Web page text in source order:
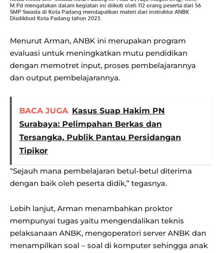
M.Pd mengatakan dalam kegiatan ini diikuti oleh 112 orang peserta dari 56
SMP Swasta di Kota Padang mendapatkan materi dari instruktur ANBK
Disdikbud Kota Padang tahun 2023.
Menurut Arman, ANBK ini merupakan program
evaluasi untuk meningkatkan mutu pendidikan
dengan memotret input, proses pembelajarannya
dan output pembelajarannya.
BACA JUGA Kasus Suap Hakim PN
Surabaya: Pelimpahan Berkas dan
Tersangka, Publik Pantau Persidangan
Tipikor
“Sejauh mana pembelajaran betul-betul diterima
dengan baik oleh peserta didik,” tegasnya.
Lebih lanjut, Arman menambahkan proktor
mempunyai tugas yaitu mengendalikan teknis
pelaksanaan ANBK, mengoperatori server ANBK dan
menampilkan soal – soal di komputer sehingga anak